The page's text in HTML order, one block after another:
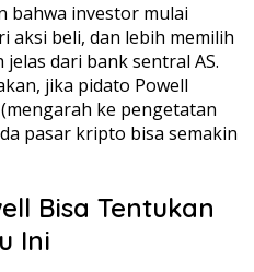
bahwa investor mulai
aksi beli, dan lebih memilih
dari bank sentral AS.
jika pidato Powell
ke pengetatan
pasar kripto bisa semakin
Bisa Tentukan
Ini